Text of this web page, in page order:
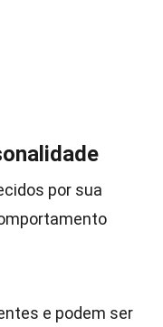
por sua
e podem ser